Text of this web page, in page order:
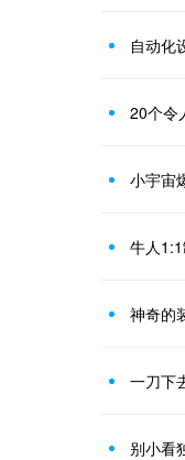
自动化
20个令
小宇宙
牛人
神奇的
一刀下
别小看